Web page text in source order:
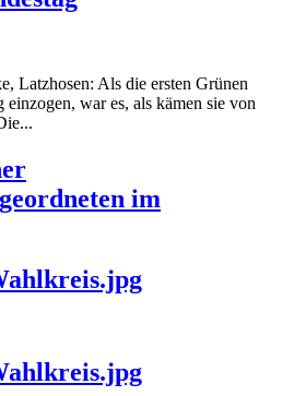
Latzhosen: Als die ersten Grünen
einzogen, war es, als kämen sie von
im